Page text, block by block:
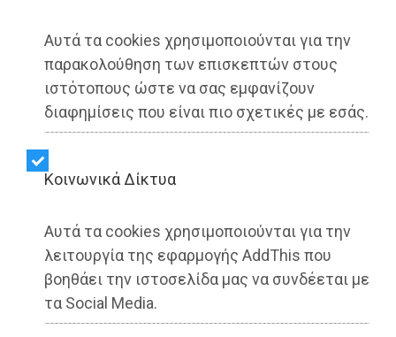
Αυτά τα cookies χρησιμοποιούνται για την
παρακολούθηση των επισκεπτών στους
ιστότοπους ώστε να σας εμφανίζουν
διαφημίσεις που είναι πιο σχετικές με εσάς.
Kοινωνικά Δίκτυα
Αυτά τα cookies χρησιμοποιούνται για την
λειτουργία της εφαρμογής AddThis που
βοηθάει την ιστοσελίδα μας να συνδέεται με
τα Social Media.
Η Theon International Plc (THEON) ανακοινώνει
την εξαγορά του 100% της γερμανικής εταιρίας
Kappa Optronics GmbH (KAPPA), η οποία
ηλεκτροπτικά συστήματα. Η αποτίμηση της
συναλλαγής ανήλθε σε €75 εκατ.
ενσωματώνοντας θετικό πολλαπλασιαστικό
συντελεστή για τη THEON, αξιοποιώντας